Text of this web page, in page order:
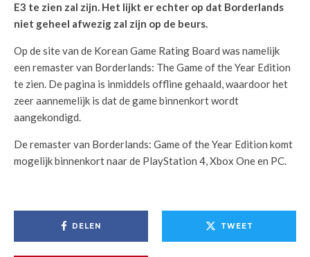
E3 te zien zal zijn. Het lijkt er echter op dat Borderlands
niet geheel afwezig zal zijn op de beurs.
Op de site van de Korean Game Rating Board was namelijk
een remaster van Borderlands: The Game of the Year Edition
te zien. De pagina is inmiddels offline gehaald, waardoor het
zeer aannemelijk is dat de game binnenkort wordt
aangekondigd.
De remaster van Borderlands: Game of the Year Edition komt
mogelijk binnenkort naar de PlayStation 4, Xbox One en PC.
DELEN TWEET